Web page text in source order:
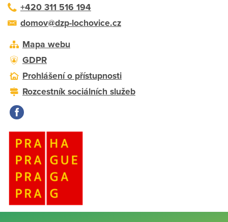
+420 311 516 194
domov@dzp-lochovice.cz
Mapa webu
GDPR
Prohlášení o přístupnosti
Rozcestník sociálních služeb